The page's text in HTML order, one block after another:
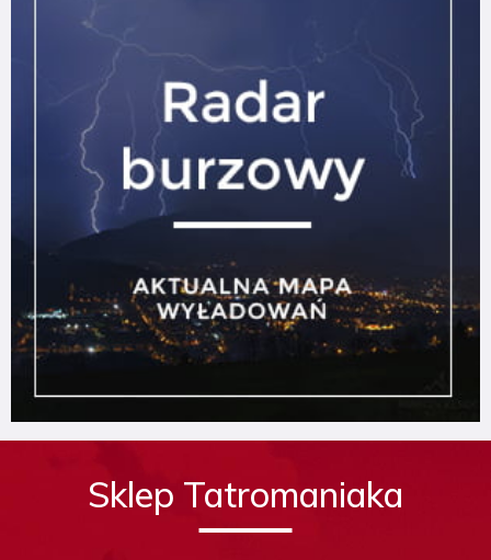
Sklep Tatromaniaka